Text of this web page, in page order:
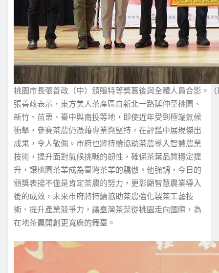
桃園市長張善政（中）頒贈特等獎匾後與全體人員合影。
張善政表示，東方美人茶產區自新北一路延伸至桃園、
新竹、苗栗、臺中與南投等地，即使近年受到極端氣候
衝擊，參賽茶農仍憑藉專業與堅持，在評鑑中展現傑出
成果，令人敬佩。市府也將持續協助茶農導入智慧農業
技術，提升面對氣候挑戰的韌性，確保茶葉品質穩定提
升，讓桃園茶業成為臺灣茶業的驕傲。他強調，今日的
頒獎表揚不僅是肯定茶農的努力，更彰顯智慧農業導入
後的成效，未來市府將持續協助茶農強化製茶工藝技
術、提升產業競爭力，讓臺灣茶葉從桃園走向國際，為
在地茶農開創更寬廣的舞臺。